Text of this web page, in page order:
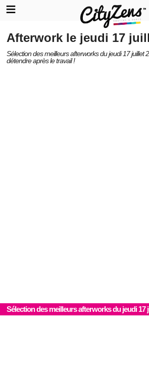
Afterwork le jeudi 17
Sélection des meilleurs afterworks du jeudi 17 juillet
détendre après le travail !
Sélection des meilleurs afterworks du jeudi 17